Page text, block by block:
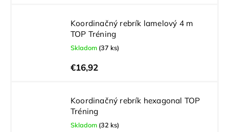
Koordinačný rebrík lamelový 4 m
TOP Tréning
Skladom (37 ks)
€16,92
Koordinačný rebrík hexagonal TOP
Tréning
Skladom (32 ks)